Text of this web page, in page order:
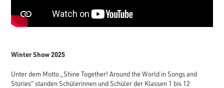
Winter Show 2025
Unter dem Motto „Shine Together! Around the World in Songs and
Stories“ standen Schülerinnen und Schüler der Klassen 1 bis 12